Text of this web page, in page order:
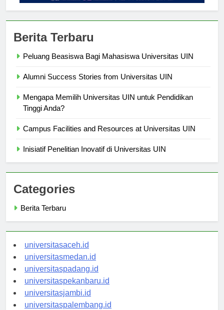
Berita Terbaru
Peluang Beasiswa Bagi Mahasiswa Universitas UIN
Alumni Success Stories from Universitas UIN
Mengapa Memilih Universitas UIN untuk Pendidikan
Tinggi Anda?
Campus Facilities and Resources at Universitas UIN
Inisiatif Penelitian Inovatif di Universitas UIN
Categories
Berita Terbaru
universitasaceh.id
universitasmedan.id
universitaspadang.id
universitaspekanbaru.id
universitasjambi.id
universitaspalembang.id